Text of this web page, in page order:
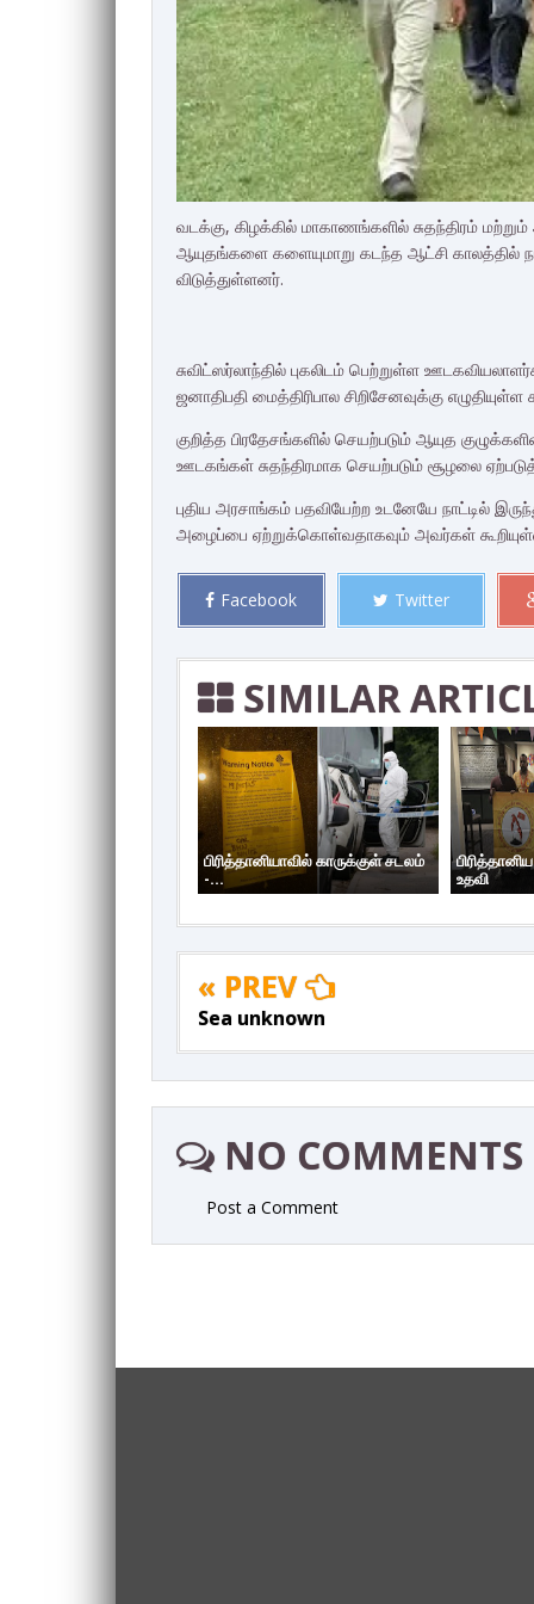
வடக்கு, கிழக்கில் மாகாணங்களில் சுதந்திரம்
ஆயுதங்களை களையுமாறு கடந்த ஆட்சி காலத்தில்
விடுத்துள்ளனர்.
சுவிட்ஸர்லாந்தில் புகலிடம் பெற்றுள்ள
ஜனாதிபதி மைத்திரிபால சிறிசேனவுக்கு
குறித்த பிரதேசங்களில் செயற்படும் ஆயுத
ஊடகங்கள் சுதந்திரமாக செயற்படும் சூழலை
புதிய அரசாங்கம் பதவியேற்ற உடனேயே நாட்டில்
அழைப்பை ஏற்றுக்கொள்வதாகவும் அவர்கள்
Facebook Twitter
SIMILAR
பிரித்தானியாவில் காருக்குள் சடலம்
-...
உதவி
« PREV
Sea unknown
NO COMMENTS
Post a Comment